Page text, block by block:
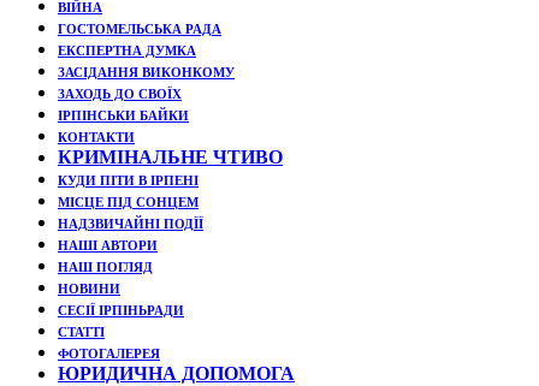
ВІЙНА
ГОСТОМЕЛЬСЬКА РАДА
ЕКСПЕРТНА ДУМКА
ЗАСІДАННЯ ВИКОНКОМУ
ЗАХОДЬ ДО СВОЇХ
ІРПІНСЬКИ БАЙКИ
КОНТАКТИ
КРИМІНАЛЬНЕ ЧТИВО
КУДИ ПІТИ В ІРПЕНІ
МІСЦЕ ПІД СОНЦЕМ
НАДЗВИЧАЙНІ ПОДЇЇ
НАШІ АВТОРИ
НАШ ПОГЛЯД
НОВИНИ
СЕСІЇ ІРПІНЬРАДИ
СТАТТІ
ФОТОГАЛЕРЕЯ
ЮРИДИЧНА ДОПОМОГА